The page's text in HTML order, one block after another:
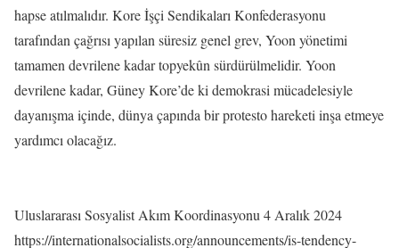
hapse atılmalıdır. Kore İşçi Sendikaları Konfederasyonu
tarafından çağrısı yapılan süresiz genel grev, Yoon yönetimi
tamamen devrilene kadar topyekûn sürdürülmelidir. Yoon
devrilene kadar, Güney Kore’de ki demokrasi mücadelesiyle
dayanışma içinde, dünya çapında bir protesto hareketi inşa etmeye
yardımcı olacağız.
Uluslararası Sosyalist Akım Koordinasyonu 4 Aralık 2024
https://internationalsocialists.org/announcements/is-tendency-